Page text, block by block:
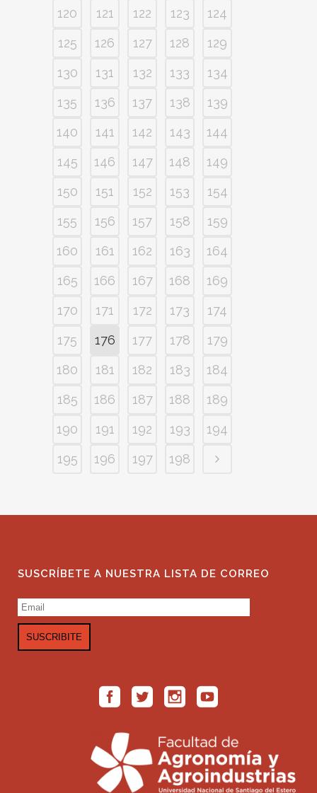
120
121 122 123
124
125
126 127 128
129
130
131 132 133
134
135
136 137 138
139
140
141 142 143
144
145
146 147 148
149
150
151 152 153
154
155
156 157 158
159
160
161 162 163
164
165
166 167 168
169
170
171 172 173
174
175
176 177 178
179
180
181 182 183
184
185
186 187 188
189
190
191 192 193
194
195
196 197 198
SUSCRÍBETE A NUESTRA LISTA DE CORREO